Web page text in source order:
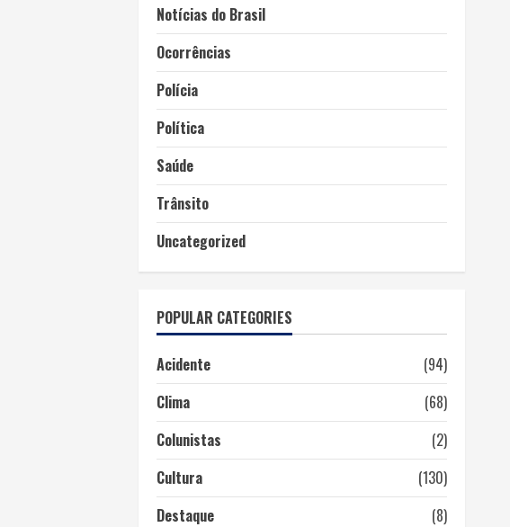
Notícias do Brasil
Ocorrências
Polícia
Política
Saúde
Trânsito
Uncategorized
POPULAR CATEGORIES
Acidente
(94)
Clima
(68)
Colunistas
(2)
Cultura
(130)
Destaque
(8)